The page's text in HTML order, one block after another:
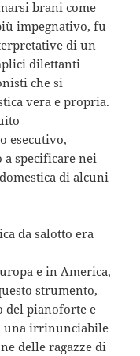
brani come
impegnativo, fu
di un
dilettanti
che si
vera e propria.
esecutivo,
specificare nei
di alcuni
da salotto era
e in America,
strumento,
del pianoforte e
una irrinunciabile
delle ragazze di